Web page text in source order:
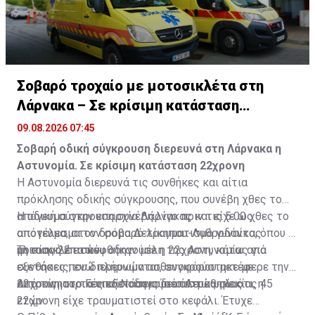
Σοβαρό τροχαίο με μοτοσικλέτα στη
Λάρνακα – Σε κρίσιμη κατάσταση
22χρονη
09.08.2026 07:45
Σοβαρή οδική σύγκρουση διερευνά στη Λάρνακα η
Αστυνομία. Σε κρίσιμη κατάσταση 22χρονη
Η Αστυνομία διερευνά τις συνθήκες και αίτια
πρόκλησης οδικής σύγκρουσης, που συνέβη χθες το
απόγευμα στην επαρχία Λάρνακας και είχε ως
αποτέλεσμα τον σοβαρό τραυματισμό γυναίκας
ηλικίας 22 ετών.
Η οδική σύγκρουση συνέβη λίγο πριν τις 5.00 χθες το
απόγευμα, στον δρόμο Δελίκηπου-Λυθροδόντα, όπου η
μοτοσικλέτα που οδηγούσε η 22χρονη, κάτω από
συνθήκες που διερευνώνται, συγκρούστηκε με
αυτοκίνητο, το οποίο οδηγούσε άντρας ηλικίας 45
ετών.
Τη σκηνή επισκέφθηκαν μέλη της Αστυνομίας για
εξετάσεις, ενώ πλήρωμα ασθενοφόρου μετέφερε την
22χρονη στο Γενικό Νοσοκομείο Λευκωσίας.
Από τις ιατρικές εξετάσεις διαπιστώθηκε ότι, η
22χρονη είχε τραυματιστεί στο κεφάλι. Έτυχε